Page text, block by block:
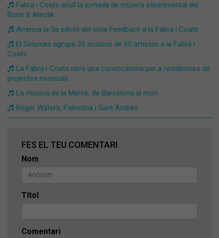
Fabra i Coats acull la jornada de música experimental del
Bone X Iklectik
Arrenca la 3a edició del cicle Feedback a la Fabra i Coats
El Seismes agrupa 30 accions de 60 artistes a la Fabra i
Coats
La Fabra i Coats obre una convocatòria per a residències de
projectes musicals
La música de la Mercè, de Barcelona al món
Roger Waters, Palestina i Sant Andreu
FES EL TEU COMENTARI
Nom
Títol
Comentari